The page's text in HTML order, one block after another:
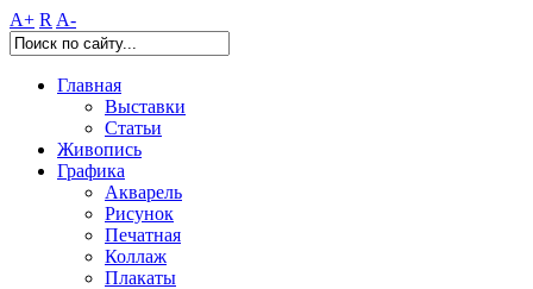
A+ R A-
Главная
Выставки
Статьи
Живопись
Графика
Акварель
Рисунок
Печатная
Коллаж
Плакаты